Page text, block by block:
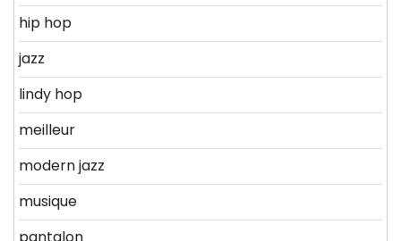
hip hop
jazz
lindy hop
meilleur
modern jazz
musique